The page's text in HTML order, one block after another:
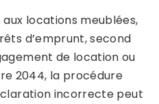
locations meublées,
d’emprunt, second
de location ou
2044, la procédure
incorrecte peut